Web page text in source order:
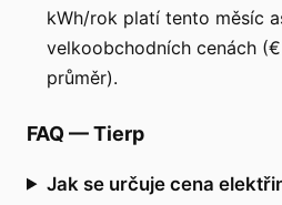
kWh/rok platí tento měsíc
velkoobchodních cenách
průměr).
FAQ —Tierp
Jak se určuje cena